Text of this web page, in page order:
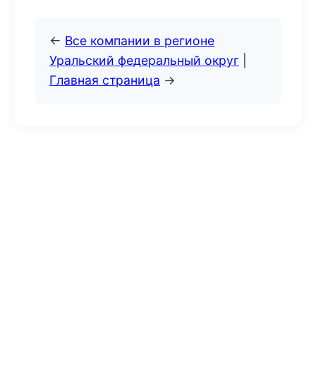
← Все компании в регионе
Уральский федеральный округ
Главная страница →